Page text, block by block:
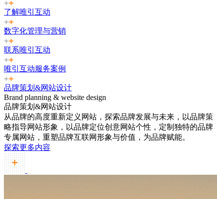
了解唯引互动
数字化管理与营销
联系唯引互动
唯引互动服务案例
品牌策划&网站设计
Brand planning & website design
品牌策划&网站设计
从品牌的高度重新定义网站，探索品牌发展与未来，以品牌策
略指导网站形象，以品牌定位创意网站个性，定制独特的品牌
专属网站，重塑品牌互联网形象与价值，为品牌赋能。
探索更多内容